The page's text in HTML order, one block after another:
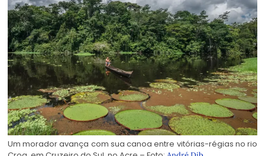
Um morador avança com sua canoa entre vitórias-régias no rio